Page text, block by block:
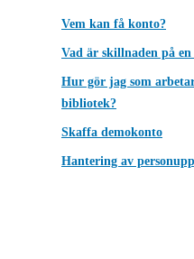
Vem kan få konto?
Vad är skillnaden på
Hur gör jag som
bibliotek?
Skaffa demokonto
Hantering av